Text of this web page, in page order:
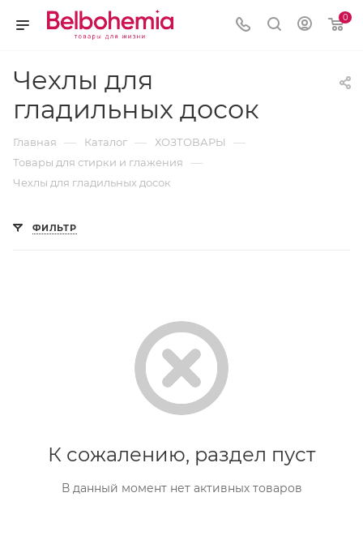
0
Чехлы для
гладильных досок
Главная — Каталог — ХОЗТОВАРЫ —
Товары для стирки и глажения —
Чехлы для гладильных досок
ФИЛЬТР
К сожалению, раздел пуст
В данный момент нет активных товаров